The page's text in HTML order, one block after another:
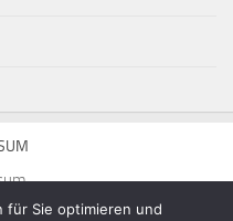
für Sie optimieren und